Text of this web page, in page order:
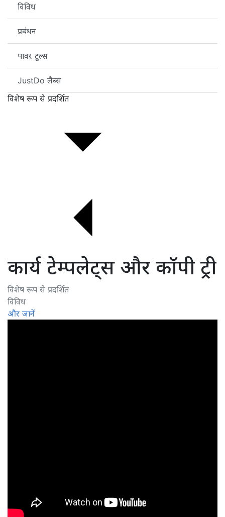
विविध
प्रबंधन
पावर टूल्स
JustDo लैब्स
विशेष रूप से प्रदर्शित
कार्य टेम्पलेट्स और कॉपी ट्री
विशेष रूप से प्रदर्शित
विविध
और जानें